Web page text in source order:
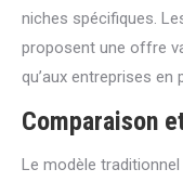
niches spécifiques.
proposent une offre
qu’aux entreprises en
Comparaison
Le modèle traditionnel